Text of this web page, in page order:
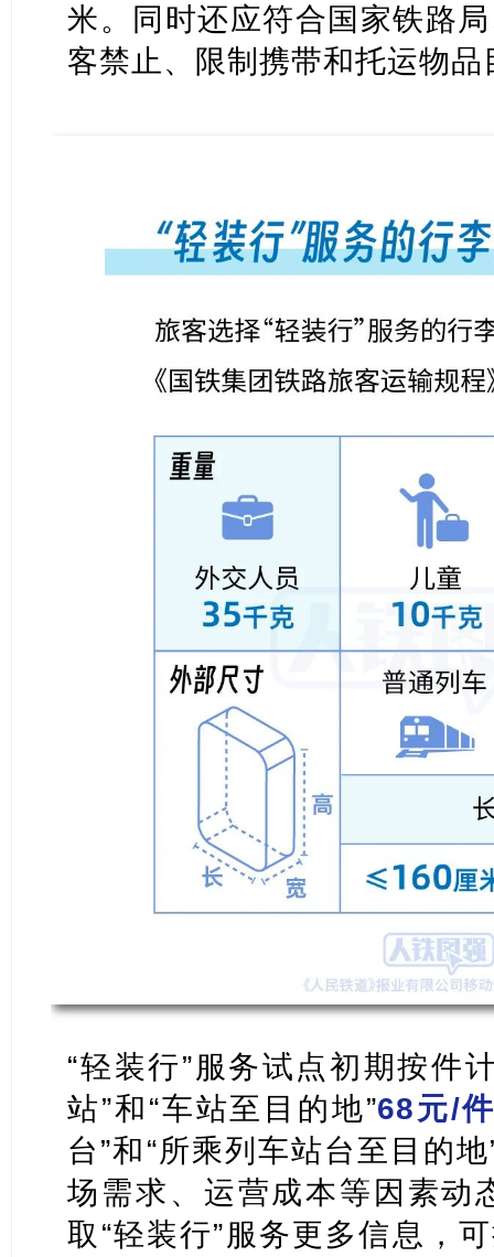
米。同时还应符合国家铁路
客禁止、限制携带和托运物
“轻装行”服务试点初期按件
站”和“车站至目的地”68元/
台”和“所乘列车站台至目的地
场需求、运营成本等因素动
取“轻装行”服务更多信息，